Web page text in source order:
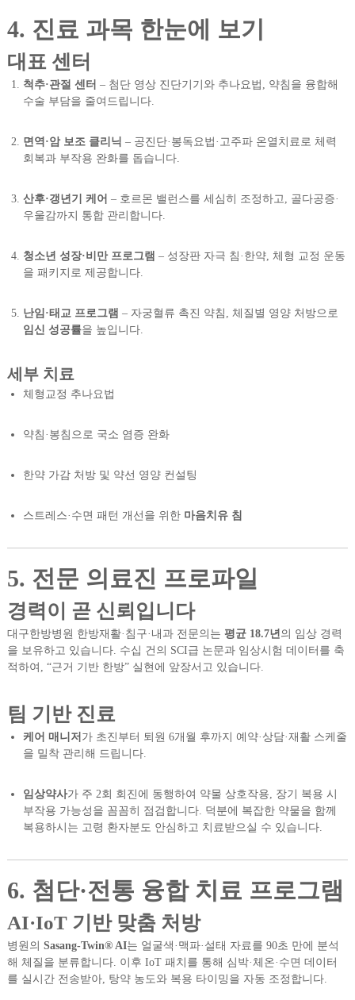
4. 진료 과목 한눈에 보기
대표 센터
척추·관절 센터 – 첨단 영상 진단기기와 추나요법, 약침을 융합해
수술 부담을 줄여드립니다.
면역·암 보조 클리닉 – 공진단·봉독요법·고주파 온열치료로 체력
회복과 부작용 완화를 돕습니다.
산후·갱년기 케어 – 호르몬 밸런스를 세심히 조정하고, 골다공증·
우울감까지 통합 관리합니다.
청소년 성장·비만 프로그램 – 성장판 자극 침·한약, 체형 교정 운동
을 패키지로 제공합니다.
난임·태교 프로그램 – 자궁혈류 촉진 약침, 체질별 영양 처방으로
임신 성공률을 높입니다.
세부 치료
체형교정 추나요법
약침·봉침으로 국소 염증 완화
한약 가감 처방 및 약선 영양 컨설팅
스트레스·수면 패턴 개선을 위한 마음치유 침
5. 전문 의료진 프로파일
경력이 곧 신뢰입니다
대구한방병원 한방재활·침구·내과 전문의는 평균 18.7년의 임상 경력
을 보유하고 있습니다. 수십 건의 SCI급 논문과 임상시험 데이터를 축
적하여, “근거 기반 한방” 실현에 앞장서고 있습니다.
팀 기반 진료
케어 매니저 가 초진부터 퇴원 6개월 후까지 예약·상담·재활 스케줄
을 밀착 관리해 드립니다.
임상약사가 주 2회 회진에 동행하여 약물 상호작용, 장기 복용 시
부작용 가능성을 꼼꼼히 점검합니다. 덕분에 복잡한 약물을 함께
복용하시는 고령 환자분도 안심하고 치료받으실 수 있습니다.
6. 첨단·전통 융합 치료 프로그램
AI·IoT 기반 맞춤 처방
병원의 Sasang-Twin® AI는 얼굴색·맥파·설태 자료를 90초 만에 분석
해 체질을 분류합니다. 이후 IoT 패치를 통해 심박·체온·수면 데이터
를 실시간 전송받아, 탕약 농도와 복용 타이밍을 자동 조정합니다.